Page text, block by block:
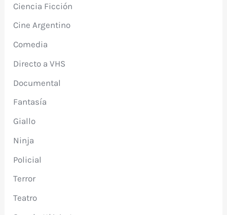
Ciencia Ficción
Cine Argentino
Comedia
Directo a VHS
Documental
Fantasía
Giallo
Ninja
Policial
Terror
Teatro